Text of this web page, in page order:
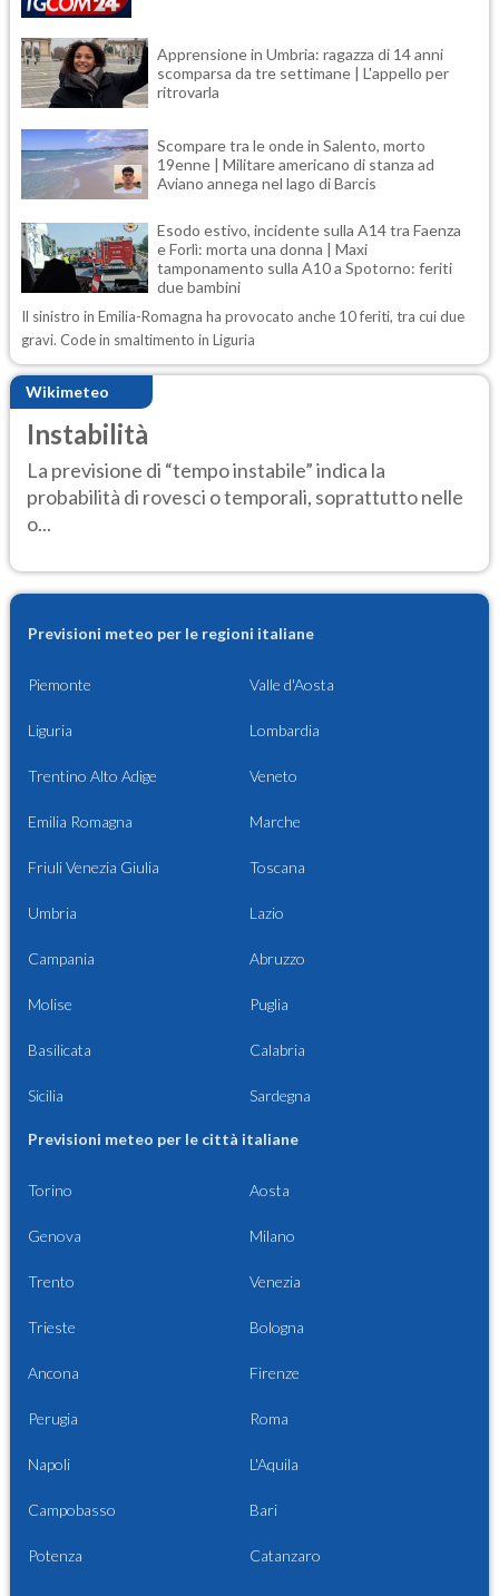
Apprensione in Umbria: ragazza di 14 anni
scomparsa da tre settimane | L'appello per
ritrovarla
Scompare tra le onde in Salento, morto
19enne | Militare americano di stanza ad
Aviano annega nel lago di Barcis
Esodo estivo, incidente sulla A14 tra Faenza
e Forlì: morta una donna | Maxi
tamponamento sulla A10 a Spotorno: feriti
due bambini
Il sinistro in Emilia-Romagna ha provocato anche 10 feriti, tra cui due
gravi. Code in smaltimento in Liguria
Wikimeteo
Instabilità
La previsione di “tempo instabile” indica la
probabilità di rovesci o temporali, soprattutto nelle
o...
Previsioni meteo per le regioni italiane
Piemonte Valle d'Aosta
Liguria Lombardia
Trentino Alto Adige Veneto
Emilia Romagna Marche
Friuli Venezia Giulia Toscana
Umbria Lazio
Campania Abruzzo
Molise Puglia
Basilicata Calabria
Sicilia Sardegna
Previsioni meteo per le città italiane
Torino Aosta
Genova Milano
Trento Venezia
Trieste Bologna
Ancona Firenze
Perugia Roma
Napoli L'Aquila
Campobasso Bari
Potenza Catanzaro